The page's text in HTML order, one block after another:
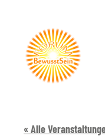
« Alle